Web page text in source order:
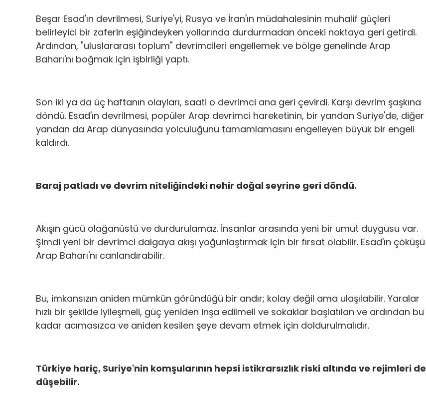
Beşar Esad'ın devrilmesi, Suriye'yi, Rusya ve İran'ın müdahalesinin muhalif güçleri
belirleyici bir zaferin eşiğindeyken yollarında durdurmadan önceki noktaya geri getirdi.
Ardından, "uluslararası toplum" devrimcileri engellemek ve bölge genelinde Arap
Baharı'nı boğmak için işbirliği yaptı.
Son iki ya da üç haftanın olayları, saati o devrimci ana geri çevirdi. Karşı devrim şaşkına
döndü. Esad'ın devrilmesi, popüler Arap devrimci hareketinin, bir yandan Suriye'de, diğer
yandan da Arap dünyasında yolculuğunu tamamlamasını engelleyen büyük bir engeli
kaldırdı.
Baraj patladı ve devrim niteliğindeki nehir doğal seyrine geri döndü.
Akışın gücü olağanüstü ve durdurulamaz. İnsanlar arasında yeni bir umut duygusu var.
Şimdi yeni bir devrimci dalgaya akışı yoğunlaştırmak için bir fırsat olabilir. Esad'ın çöküşü
Arap Baharı'nı canlandırabilir.
Bu, imkansızın aniden mümkün göründüğü bir andır; kolay değil ama ulaşılabilir. Yaralar
hızlı bir şekilde iyileşmeli, güç yeniden inşa edilmeli ve sokaklar başlatılan ve ardından bu
kadar acımasızca ve aniden kesilen şeye devam etmek için doldurulmalıdır.
Türkiye hariç, Suriye'nin komşularının hepsi istikrarsızlık riski altında ve rejimleri de
düşebilir.